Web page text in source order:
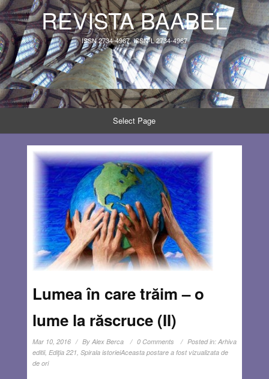
REVISTA BAABEL
ISSN 2734-4967, ISSN-L 2734-4967
Select Page
Lumea în care trăim – o
lume la răscruce (II)
Mar 10, 2016 By Alex Berca 0 Comments Posted in: Arhiva
editii, Ediţia 221 Spirala istorieiAceasta postare a fost vizualizata de
de ori